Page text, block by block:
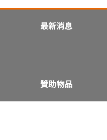
最新消息
贊助物品